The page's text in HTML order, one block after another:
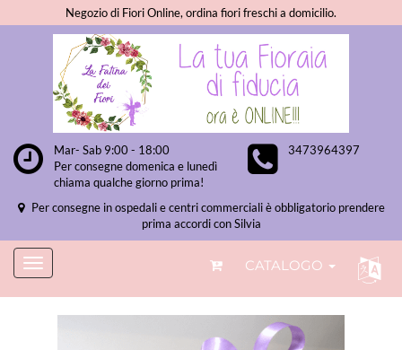
Negozio di Fiori Online, ordina fiori freschi a domicilio.
Mar- Sab 9:00 - 18:00
Per consegne domenica e lunedì
chiama qualche giorno prima!
3473964397
Per consegne in ospedali e centri commerciali è obbligatorio prendere
prima accordi con Silvia
CATALOGO